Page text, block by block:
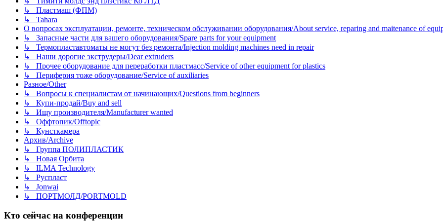
↳ Пластмаш (ФПМ)
↳ Tahara
О вопросах эксплуатации, ремонте, техническом обслуживании оборудования/About service, reparing and maitenance of
↳ Запасные части для вашего оборудования/Spare parts for your equipment
↳ Термопластавтоматы не могут без ремонта/Injection molding machines need in repair
↳ Наши дорогие экструдеры/Dear extruders
↳ Прочее оборудование для переработки пластмасс/Service of other equipment for plastics
↳ Периферия тоже оборудование/Service of auxiliaries
Разное/Other
↳ Вопросы к специалистам от начинающих/Questions from beginners
↳ Купи-продай/Buy and sell
↳ Ищу производителя/Manufacturer wanted
↳ Оффтопик/Offtopic
↳ Кунсткамера
Архив/Archive
↳ Группа ПОЛИПЛАСТИК
↳ Новая Орбита
↳ ILMA Technology
↳ Руспласт
↳ Jonwai
↳ ПОРТМОЛД/PORTMOLD
Кто сейчас на конференции